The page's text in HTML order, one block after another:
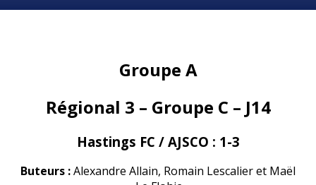
Groupe A
Régional 3 – Groupe C – J14
Hastings FC / AJSCO : 1-3
Buteurs :Alexandre Allain, Romain Lescalier et Maël